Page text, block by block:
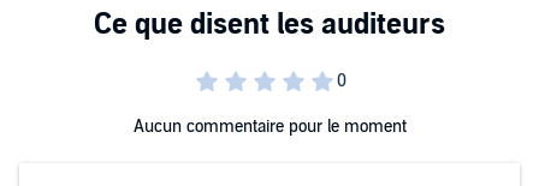
Aucun commentaire pour le moment